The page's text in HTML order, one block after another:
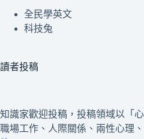
全民學英文
科技兔
讀者投稿
知識家歡迎投稿，投稿領域以「
職場工作、人際關係、兩性心理